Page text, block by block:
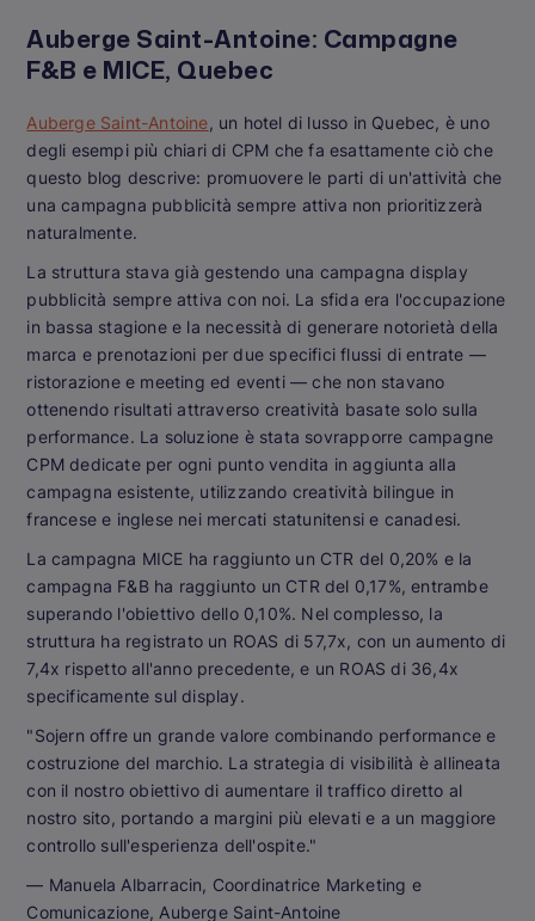
Auberge Saint-Antoine: Campagne
F&B e MICE, Quebec
Auberge Saint-Antoine, un hotel di lusso in Quebec, è uno
degli esempi più chiari di CPM che fa esattamente ciò che
questo blog descrive: promuovere le parti di un'attività che
una campagna pubblicità sempre attiva non prioritizzerà
naturalmente.
La struttura stava già gestendo una campagna display
pubblicità sempre attiva con noi. La sfida era l'occupazione
in bassa stagione e la necessità di generare notorietà della
marca e prenotazioni per due specifici flussi di entrate —
ristorazione e meeting ed eventi — che non stavano
ottenendo risultati attraverso creatività basate solo sulla
performance. La soluzione è stata sovrapporre campagne
CPM dedicate per ogni punto vendita in aggiunta alla
campagna esistente, utilizzando creatività bilingue in
francese e inglese nei mercati statunitensi e canadesi.
La campagna MICE ha raggiunto un CTR del 0,20% e la
campagna F&B ha raggiunto un CTR del 0,17%, entrambe
superando l'obiettivo dello 0,10%. Nel complesso, la
struttura ha registrato un ROAS di 57,7x, con un aumento di
7,4x rispetto all'anno precedente, e un ROAS di 36,4x
specificamente sul display.
"Sojern offre un grande valore combinando performance e
costruzione del marchio. La strategia di visibilità è allineata
con il nostro obiettivo di aumentare il traffico diretto al
nostro sito, portando a margini più elevati e a un maggiore
controllo sull'esperienza dell'ospite."
— Manuela Albarracin, Coordinatrice Marketing e
Comunicazione, Auberge Saint-Antoine